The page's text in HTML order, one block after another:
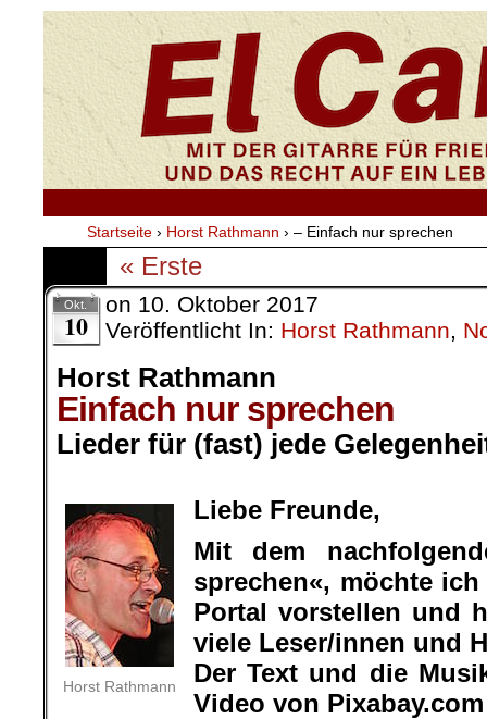
Startseite › Horst Rathmann › – Einfach nur sprechen
« Erste
Okt.
10
on 10. Oktober 2017
Veröffentlicht In: Horst Rathmann,
Horst Rathmann
Einfach nur sprechen
Lieder für (fast) jede
Horst Rathmann
Liebe Freunde,
Mit dem
sprechen«, möchte
Portal vorstellen und
viele Leser/innen und
Der Text und die
Video von Pixabay.com